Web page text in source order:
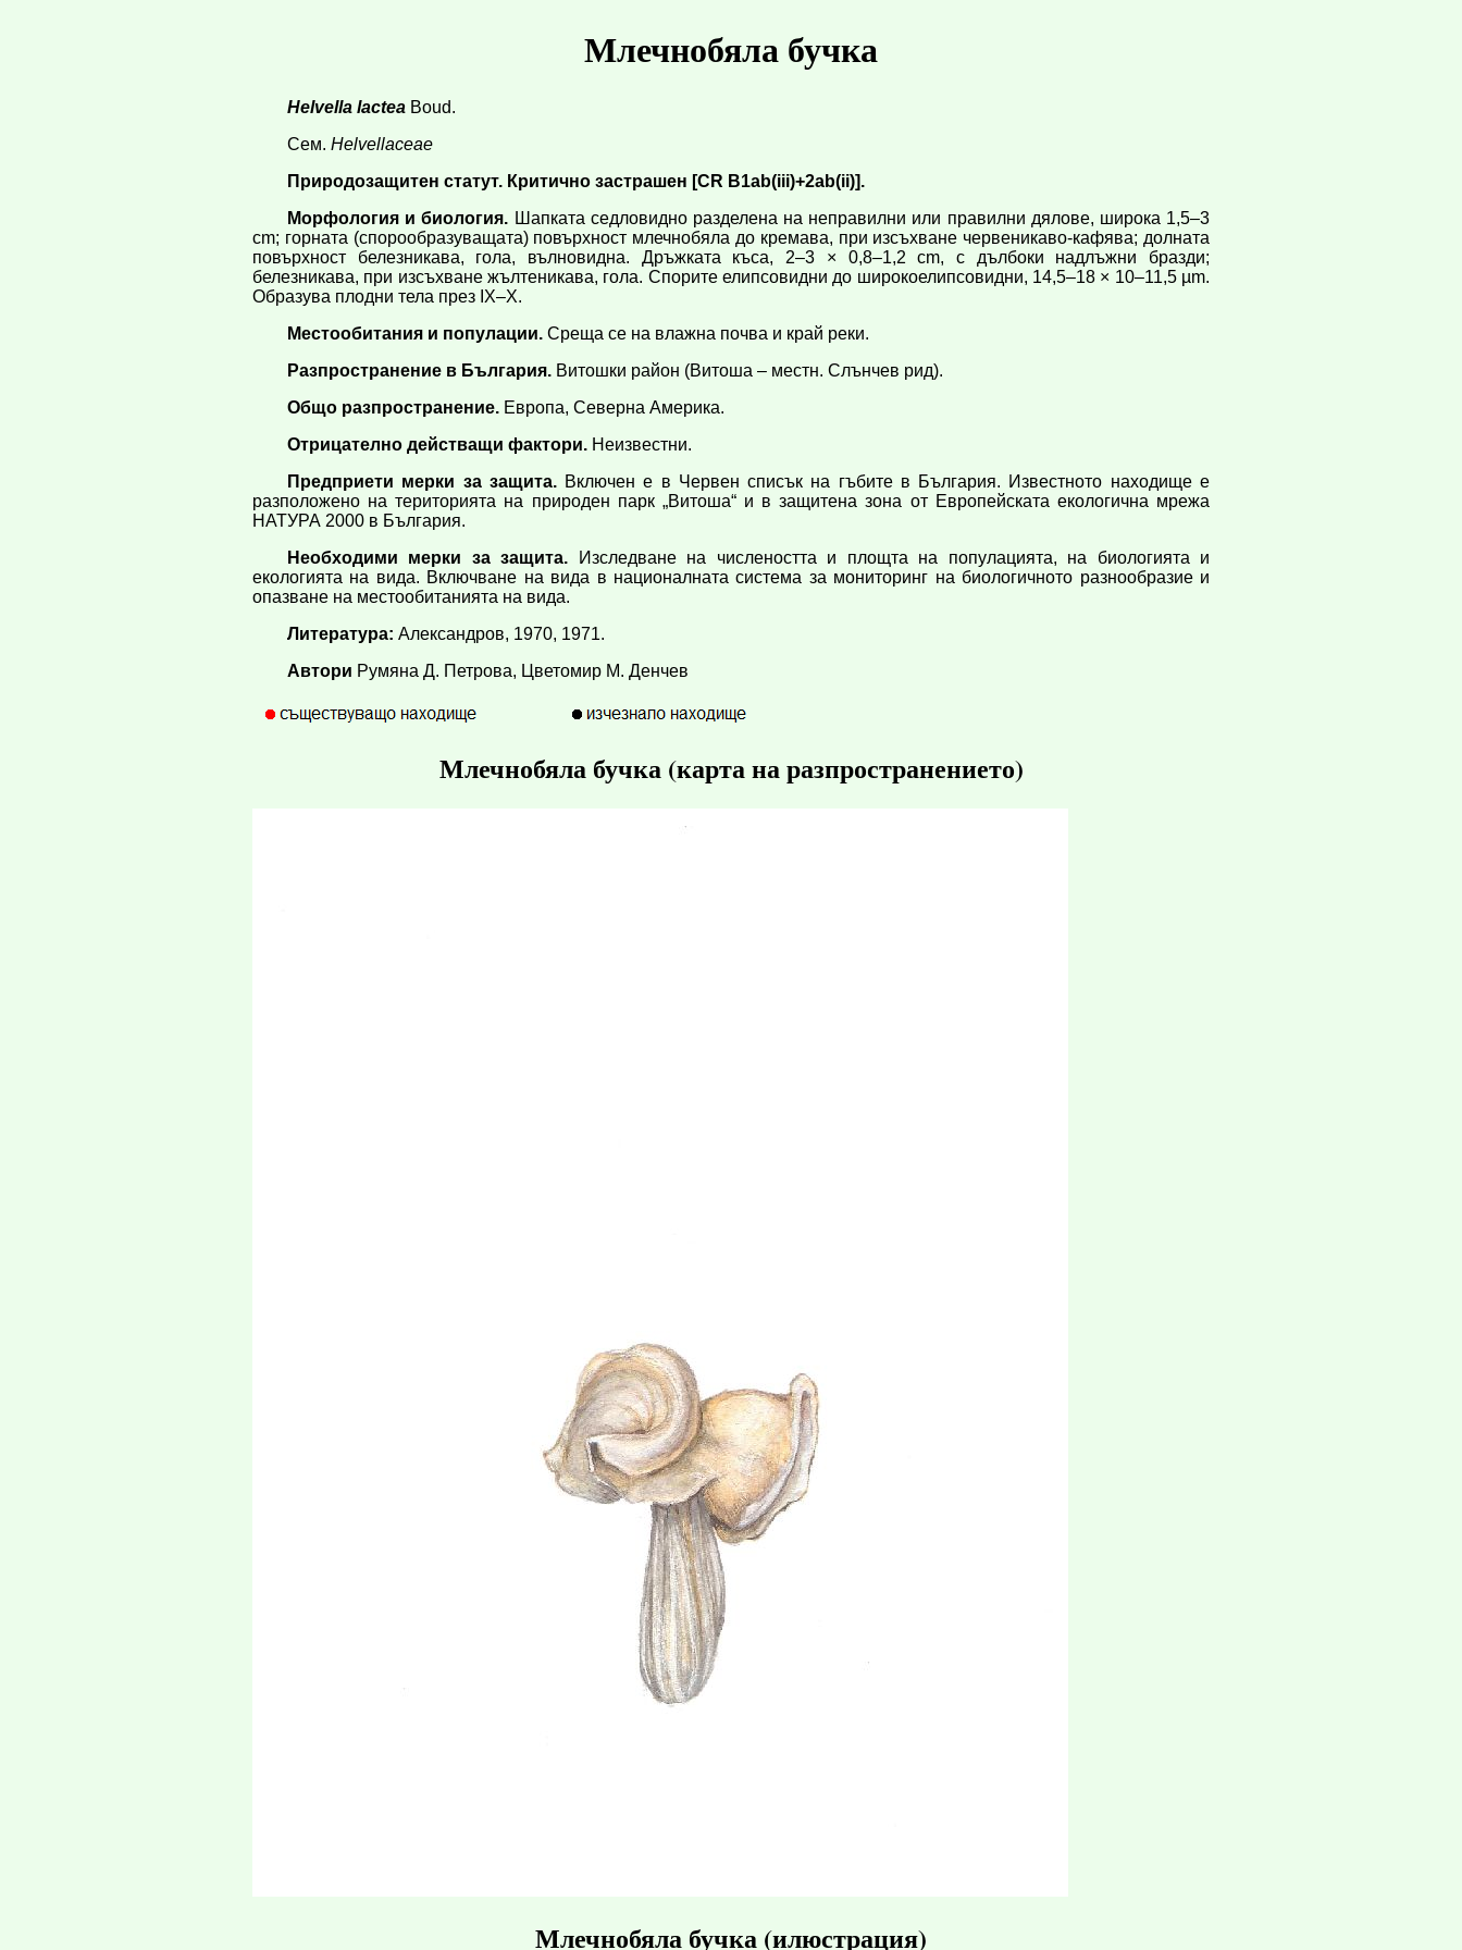
Млечнобяла бучка
Helvella lactea Boud.
Сем. Helvellaceae
Природозащитен статут. Критично застрашен [CR B1ab(iii)+2ab(ii)].
Морфология и биология. Шапката седловидно разделена на неправилни или правилни дялове, широка 1,5–3
cm; горната (спорообразуващата) повърхност млечнобяла до кремава, при изсъхване червеникаво-кафява; долната
повърхност белезникава, гола, вълновидна. Дръжката къса, 2–3 × 0,8–1,2 cm, с дълбоки надлъжни бразди;
белезникава, при изсъхване жълтеникава, гола. Спорите елипсовидни до широкоелипсовидни, 14,5–18 × 10–11,5 µm.
Образува плодни тела през IX–X.
Местообитания и популации. Среща се на влажна почва и край реки.
Разпространение в България. Витошки район (Витоша – местн. Слънчев рид).
Общо разпространение. Европа, Северна Америка.
Отрицателно действащи фактори. Неизвестни.
Предприети мерки за защита.Включен е в Червен списък на гъбите в България. Известното находище е
разположено на територията на природен парк „Витоша“ и в защитена зона от Европейската екологична мрежа
НАТУРА 2000 в България.
Необходими мерки за защита. Изследване на числеността и площта на популацията, на биологията и
екологията на вида. Включване на вида в националната система за мониторинг на биологичното разнообразие и
опазване на местообитанията на вида.
Литература: Александров, 1970, 1971.
Автори Румяна Д. Петрова, Цветомир M. Денчев
Млечнобяла бучка (карта на разпространението)
Млечнобяла бучка (илюстрация)